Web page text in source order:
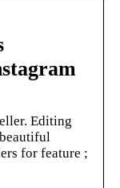
Editing
for feature ;